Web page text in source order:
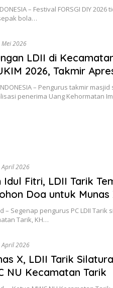
– Festival FORSGI DIY
bola…
Mei 2026
LDII di
2026, Takmir
INDONESIA – Pengurus takmir
penerima Uang Kehormatan
April 2026
Idul Fitri, LDII Tarik
Doa untuk Munas
– Segenap pengurus PC LDII
Tarik, KH…
April 2026
X, LDII Tarik
NU Kecamatan Tarik